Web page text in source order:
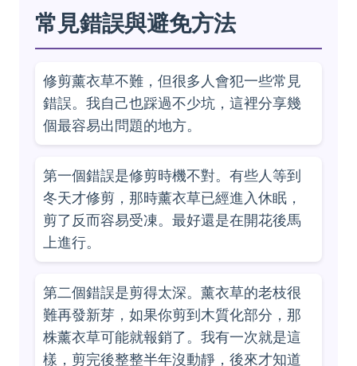
常見錯誤與避免方法
修剪薰衣草不難，但很多人會犯一些常見
錯誤。我自己也踩過不少坑，這裡分享幾
個最容易出問題的地方。
第一個錯誤是修剪時機不對。有些人等到
冬天才修剪，那時薰衣草已經進入休眠，
剪了反而容易受凍。最好還是在開花後馬
上進行。
第二個錯誤是剪得太深。薰衣草的老枝很
難再發新芽，如果你剪到木質化部分，那
株薰衣草可能就報銷了。我有一次就是這
樣，剪完後整整半年沒動靜，後來才知道